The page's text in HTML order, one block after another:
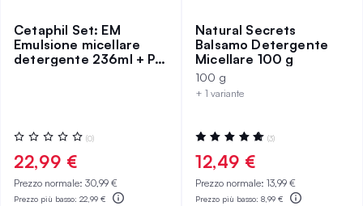
Cetaphil Set: EM
Emulsione micellare
detergente 236ml + PS
Valutazione:
0%
(0)
22,99 €
Prezzo normale: 30,99 €
Prezzo più basso: 22,99 €
Natural Secrets
Balsamo Detergente
Micellare 100 g
100 g
+ 1 variante
Valutazione:
100%
(3)
12,49 €
Prezzo normale: 13,99 €
Prezzo più basso: 8,99 €